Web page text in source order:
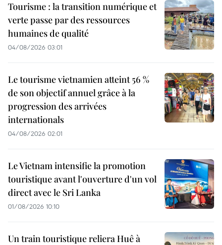
Tourisme : la transition numérique et
verte passe par des ressources
humaines de qualité
04/08/2026 03:01
Le tourisme vietnamien atteint 56 %
de son objectif annuel grâce à la
progression des arrivées
internationals
04/08/2026 02:01
Le Vietnam intensifie la promotion
touristique avant l'ouverture d'un vol
direct avec le Sri Lanka
01/08/2026 10:10
Un train touristique reliera Huê à